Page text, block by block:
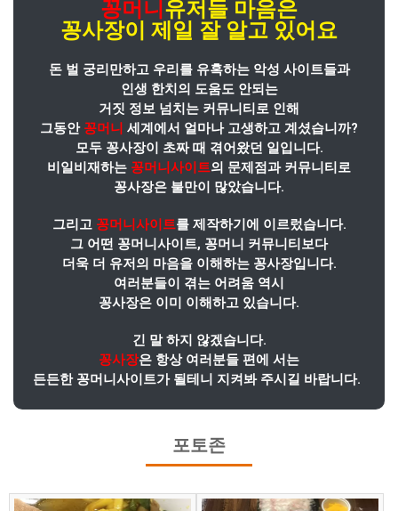
꽁머니 유저들 마음은
꽁사장이 제일 잘 알고 있어요
돈 벌 궁리만하고 우리를 유혹하는 악성 사이트들과
인생 한치의 도움도 안되는
거짓 정보 넘치는 커뮤니티로 인해
그동안 꽁머니 세계에서 얼마나 고생하고 계셨습니까?
모두 꽁사장이 초짜 때 겪어왔던 일입니다.
비일비재하는 꽁머니사이트의 문제점과 커뮤니티로
꽁사장은 불만이 많았습니다.
그리고 꽁머니사이트를 제작하기에 이르렀습니다.
그 어떤 꽁머니사이트, 꽁머니 커뮤니티보다
더욱 더 유저의 마음을 이해하는 꽁사장입니다.
여러분들이 겪는 어려움 역시
꽁사장은 이미 이해하고 있습니다.
긴 말 하지 않겠습니다.
꽁사장은 항상 여러분들 편에 서는
든든한 꽁머니사이트가 될테니 지켜봐 주시길 바랍니다.
포토존